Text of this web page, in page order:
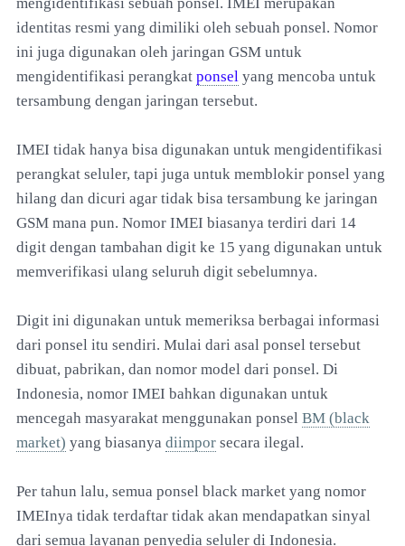
identitas resmi yang dimiliki oleh sebuah ponsel. Nomor
ini juga digunakan oleh jaringan GSM untuk
mengidentifikasi perangkat ponsel yang mencoba untuk
tersambung dengan jaringan tersebut.
IMEI tidak hanya bisa digunakan untuk mengidentifikasi
perangkat seluler, tapi juga untuk memblokir ponsel yang
hilang dan dicuri agar tidak bisa tersambung ke jaringan
GSM mana pun. Nomor IMEI biasanya terdiri dari 14
digit dengan tambahan digit ke 15 yang digunakan untuk
memverifikasi ulang seluruh digit sebelumnya.
Digit ini digunakan untuk memeriksa berbagai informasi
dari ponsel itu sendiri. Mulai dari asal ponsel tersebut
dibuat, pabrikan, dan nomor model dari ponsel. Di
Indonesia, nomor IMEI bahkan digunakan untuk
mencegah masyarakat menggunakan ponsel BM (black
market) yang biasanya diimpor secara ilegal.
Per tahun lalu, semua ponsel black market yang nomor
IMEInya tidak terdaftar tidak akan mendapatkan sinyal
dari semua layanan penyedia seluler di Indonesia.